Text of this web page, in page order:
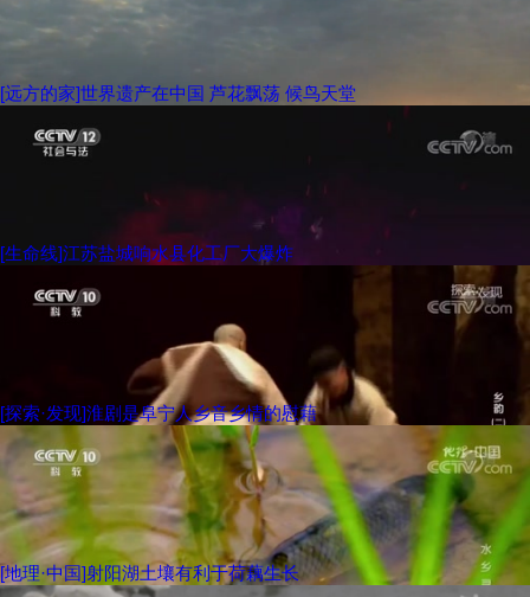
[远方的家]世界遗产在中国 芦花飘荡 候鸟天堂
[生命线]江苏盐城响水县化工厂大爆炸
[探索·发现]淮剧是阜宁人乡音乡情的慰藉
[地理·中国]射阳湖土壤有利于荷藕生长